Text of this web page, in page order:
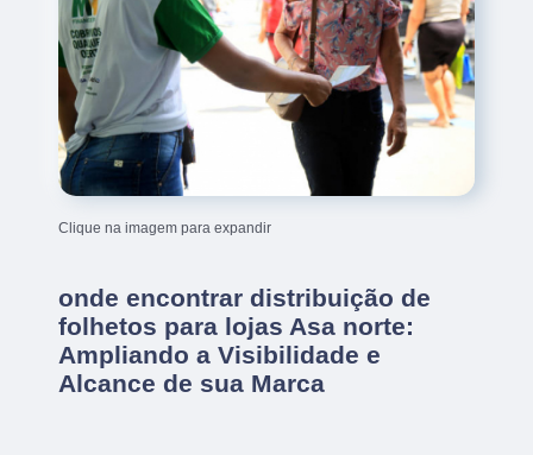
Clique na imagem para expandir
onde encontrar distribuição de
folhetos para lojas Asa norte:
Ampliando a Visibilidade e
Alcance de sua Marca